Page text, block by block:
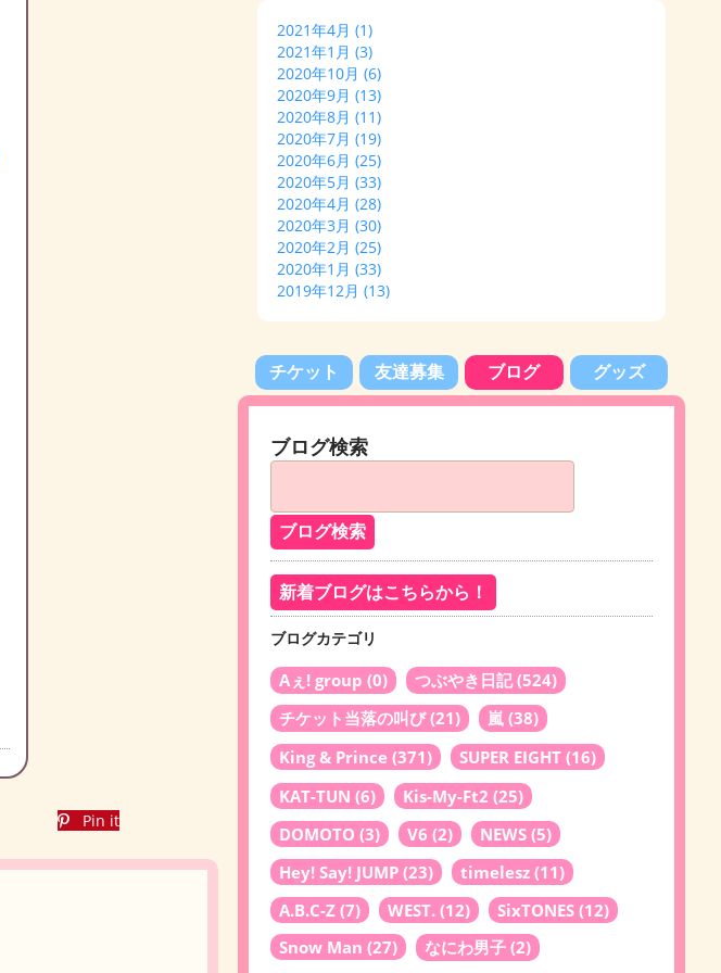
Pin it
2021年4月 (1)
2021年1月 (3)
2020年10月 (6)
2020年9月 (13)
2020年8月 (11)
2020年7月 (19)
2020年6月 (25)
2020年5月 (33)
2020年4月 (28)
2020年3月 (30)
2020年2月 (25)
2020年1月 (33)
2019年12月 (13)
チケット 友達募集 ブログ グッズ
ブログ検索
新着ブログはこちらから！
ブログカテゴリ
Aぇ! group (0) つぶやき日記(524)
チケット当落の叫び(21) 嵐 (38)
King & Prince (371) SUPER EIGHT (16)
KAT-TUN (6) Kis-My-Ft2 (25)
DOMOTO (3) V6 (2) NEWS (5)
Hey! Say! JUMP (23) timelesz (11)
A.B.C-Z (7) WEST. (12) SixTONES (12)
Snow Man (27) なにわ男子 (2)